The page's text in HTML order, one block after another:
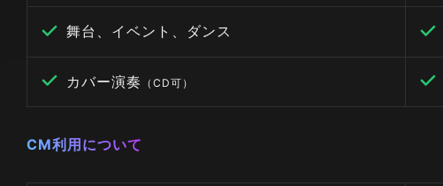
舞台、イベント、ダンス
カバー演奏 （CD可）
CM利用について